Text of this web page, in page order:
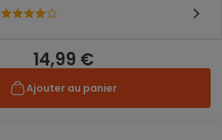
14,99 €
Ajouter au panier